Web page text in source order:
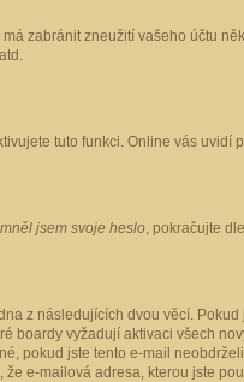
zabránit zneužití vašeho účtu
tuto funkci. Online vás uvidí
jsem svoje heslo, pokračujte
z následujících dvou věcí.
vyžadují aktivaci všech
pokud jste tento e-mail
e-mailová adresa, kterou jste